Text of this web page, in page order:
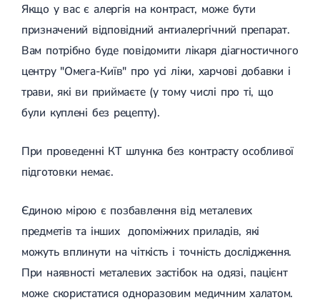
Якщо у вас є алергія на контраст, може бути
призначений відповідний антиалергічний препарат.
Вам потрібно буде повідомити лікаря діагностичного
центру "Омега-Київ" про усі ліки, харчові добавки і
трави, які ви приймаєте (у тому числі про ті, що
були куплені без рецепту).
При проведенні КТ шлунка без контрасту особливої ​​
підготовки немає.
Єдиною мірою є позбавлення від металевих
предметів та інших допоміжних приладів, які
можуть вплинути на чіткість і точність дослідження.
При наявності металевих застібок на одязі, пацієнт
може скористатися одноразовим медичним халатом.